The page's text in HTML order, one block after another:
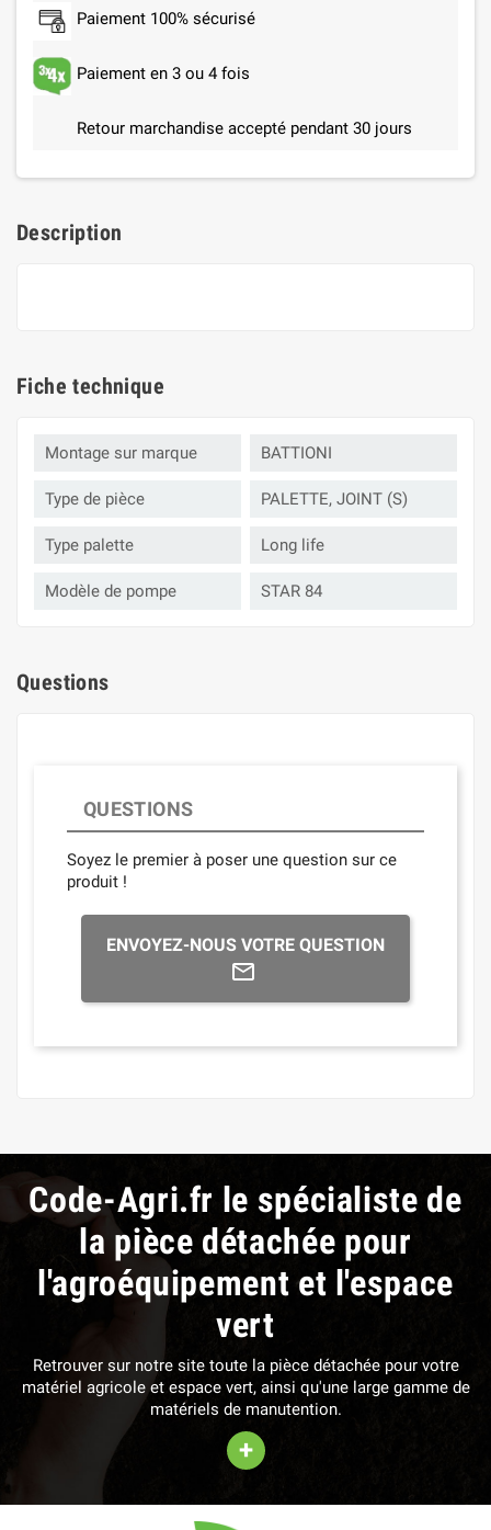
Paiement 100% sécurisé
Paiement en 3 ou 4 fois
Retour marchandise accepté pendant 30 jours
Description
Fiche technique
Montage sur marque BATTIONI
Type de pièce PALETTE, JOINT (S)
Type palette Long life
Modèle de pompe STAR 84
Questions
QUESTIONS
Soyez le premier à poser une question sur ce
produit !
ENVOYEZ-NOUS VOTRE QUESTION
Code-Agri.fr le spécialiste de
la pièce détachée pour
l'agroéquipement et l'espace
vert
Retrouver sur notre site toute la pièce détachée pour votre
matériel agricole et espace vert, ainsi qu'une large gamme de
matériels de manutention.
+